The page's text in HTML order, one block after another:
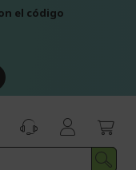
el código